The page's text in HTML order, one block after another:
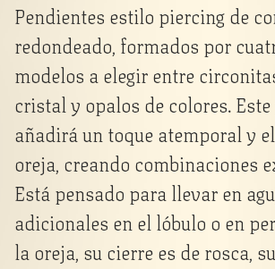
Pendientes estilo piercing de
redondeado, formados por
modelos a elegir entre
cristal y opalos de colores.
añadirá un toque atemporal y
oreja, creando combinaciones
Está pensado para llevar en
adicionales en el lóbulo o en
la oreja, su cierre es de rosca,